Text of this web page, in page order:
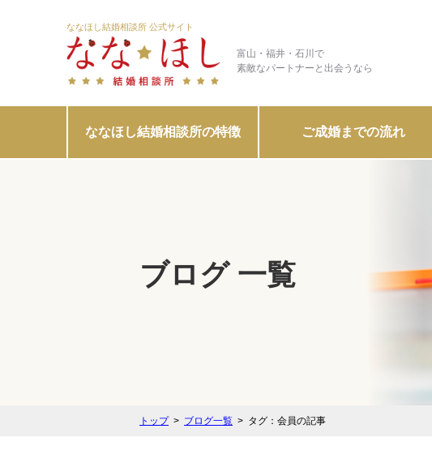
ななほし結婚相談所 公式サイト
富山・福井・石川で
素敵なパートナーと出会うなら
ななほし結婚相談所の特徴 ご成婚までの流れ
ブログ 一覧
トップ ブログ一覧 タグ：会員の記事